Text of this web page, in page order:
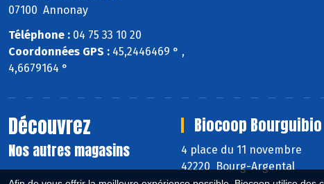
07100 Annonay
Téléphone : 04 75 33 10 20
Coordonnées GPS : 45,2446469 ° ,
4,6679164 °
Découvrez
Nos autres magasins
Biocoop Bourguibio
4 place du 11 novembre
42220 Bourg-Argental